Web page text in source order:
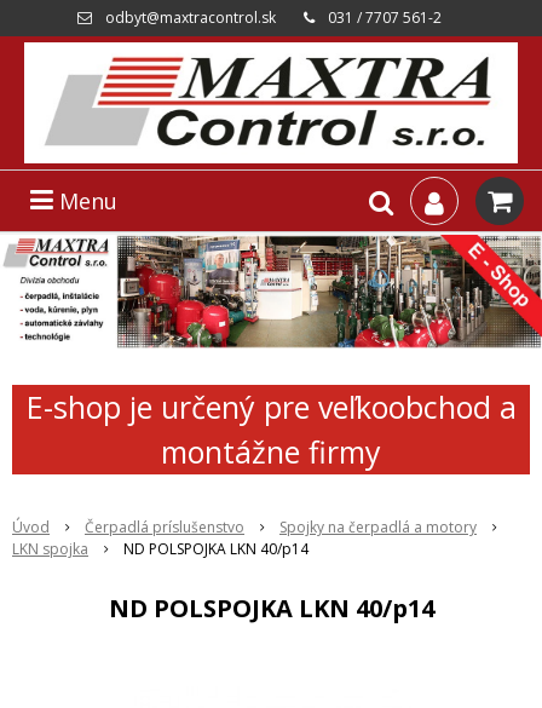
odbyt@maxtracontrol.sk 031 / 7707 561-2
Menu
E-shop je určený pre veľkoobchod a
montážne firmy
Úvod Čerpadlá príslušenstvo
Spojky na čerpadlá a motory
LKN spojka
ND POLSPOJKA LKN 40/p14
ND POLSPOJKA LKN 40/p14